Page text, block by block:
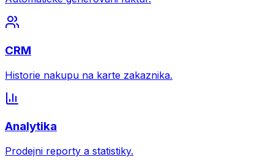
CRM
Historie nakupu na karte zakaznika.
Analytika
Prodejni reporty a statistiky.